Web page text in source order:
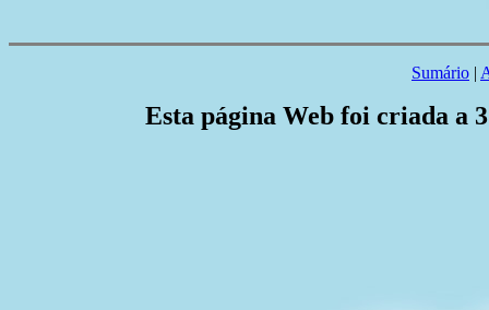
Sumário |
Esta página Web foi criada a